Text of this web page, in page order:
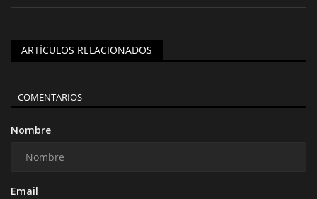
ARTÍCULOS RELACIONADOS
COMENTARIOS
Nombre
Email